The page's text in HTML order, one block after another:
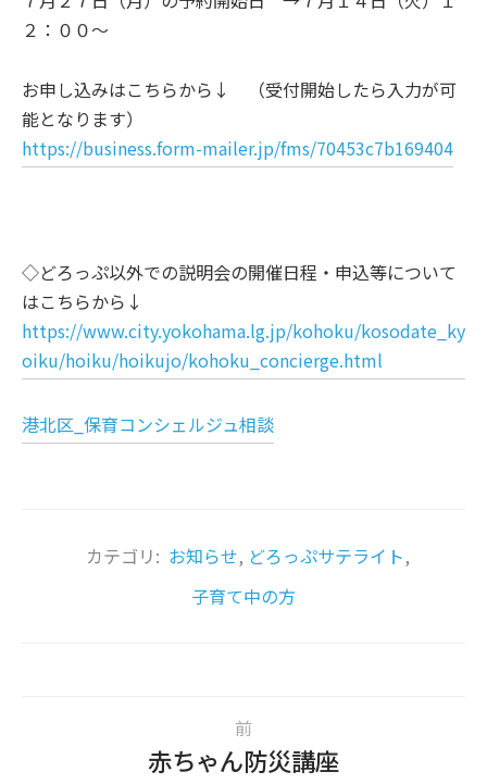
２：００～
お申し込みはこちらから↓ （受付開始したら入力が可
能となります）
https://business.form-mailer.jp/fms/70453c7b169404
◇どろっぷ以外での説明会の開催日程・申込等について
はこちらから↓
https://www.city.yokohama.lg.jp/kohoku/kosodate_ky
oiku/hoiku/hoikujo/kohoku_concierge.html
港北区_保育コンシェルジュ相談
カテゴリ: お知らせ, どろっぷサテライト,
子育て中の方
前
赤ちゃん防災講座